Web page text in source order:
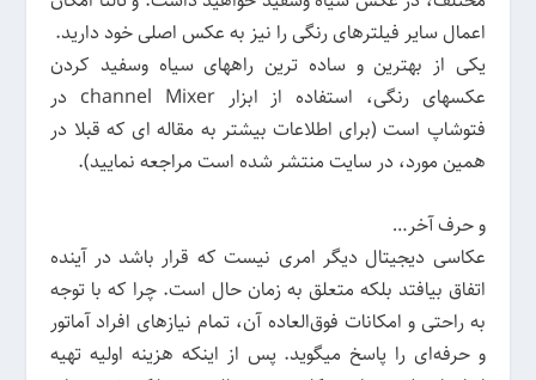
اعمال سایر فیلترهای رنگی را نیز به عکس اصلی خود دارید.
یکی از بهترین و ساده ترین راههای سیاه وسفید کردن
عکسهای رنگی، استفاده از ابزار channel Mixer در
فتوشاپ است (برای اطلاعات بیشتر به مقاله ای که قبلا در
همین مورد، در سایت منتشر شده است مراجعه نمایید).
و حرف آخر…
عکاسی دیجیتال دیگر امری نیست که قرار باشد در آینده
اتفاق بیافتد بلکه متعلق به زمان حال است. چرا که با توجه
به راحتی و امکانات فوق‌العاده آن، تمام نیازهای افراد ‌آماتور
و حرفه‌‌ای را پاسخ میگوید. پس از اینکه هزینه اولیه تهیه